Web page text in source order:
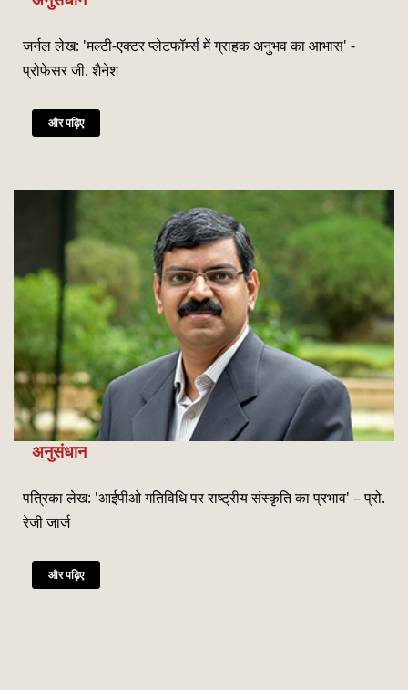
जनवरी
12th
CSITM invites applications for the First Doctoral
Consortium under InCIS 2027
जर्नल लेख: 'मल्टी-एक्टर प्लेटफॉर्म्स में ग्राहक अनुभव का आभास' -
प्रोफेसर जी. शैनेश
और पढ़िए
अनुसंधान
पत्रिका लेख: 'आईपीओ गतिविधि पर राष्‍ट्रीय संस्‍कृति का प्रभाव' – प्रो.
रेजी जार्ज
और पढ़िए